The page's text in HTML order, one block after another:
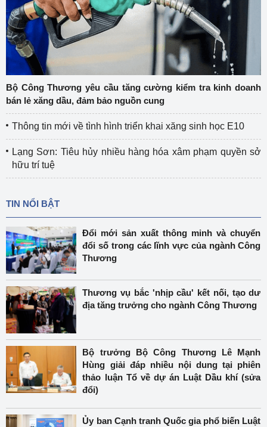
Bộ Công Thương yêu cầu tăng cường kiểm tra kinh doanh
bán lẻ xăng dầu, đảm bảo nguồn cung
Thông tin mới về tình hình triển khai xăng sinh học E10
Lạng Sơn: Tiêu hủy nhiều hàng hóa xâm phạm quyền sở
hữu trí tuệ
TIN NỔI BẬT
Đổi mới sản xuất thông minh và chuyển
đổi số trong các lĩnh vực của ngành Công
Thương
Thương vụ bắc 'nhịp cầu' kết nối, tạo dư
địa tăng trưởng cho ngành Công Thương
Bộ trưởng Bộ Công Thương Lê Mạnh
Hùng giải đáp nhiều nội dung tại phiên
thảo luận Tổ về dự án Luật Dầu khí (sửa
đổi)
Ủy ban Cạnh tranh Quốc gia phổ biến Luật